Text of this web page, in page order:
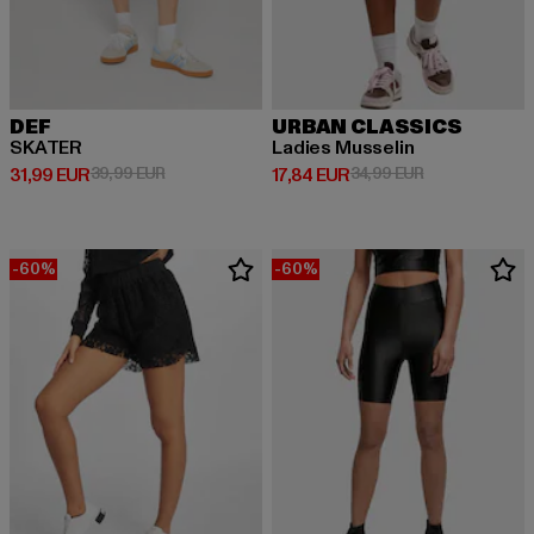
DEF
SKATER
31,99 EUR
Derzeitiger Preis: 31,99 EUR
39,99 EURAktionspreis: 39,99 EUR
URBAN CLASSICS
Ladies Musselin
17,84 EUR
Derzeitiger Preis: 17,84 EUR
34,99 EURAktionspreis:
-60% -60%